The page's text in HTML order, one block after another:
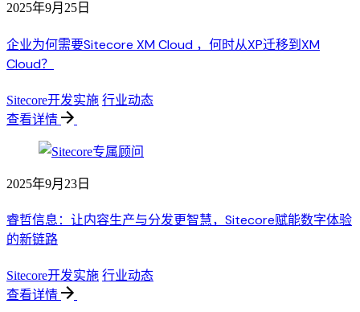
2025年9月25日
企业为何需要Sitecore XM Cloud ，何时从XP迁移到XM
Cloud？
Sitecore开发实施 行业动态
查看详情
2025年9月23日
睿哲信息：让内容生产与分发更智慧，Sitecore赋能数字体验
的新链路
Sitecore开发实施 行业动态
查看详情